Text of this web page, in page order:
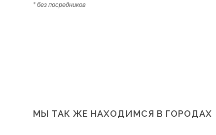
* без посредников
МЫ ТАК ЖЕ НАХОДИМСЯ В ГОРОДАХ